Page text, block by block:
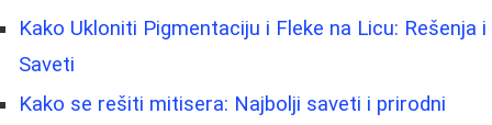
Kako Ukloniti Pigmentaciju i Fleke na Licu: Rešenja i
Saveti
Kako se rešiti mitisera: Najbolji saveti i prirodni